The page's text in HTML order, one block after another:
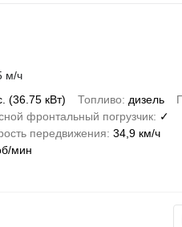
м/ч
(36.75 кВт) Топливо дизель
фронтальный погрузчик
✓
передвижения 34,9 км/ч
мин